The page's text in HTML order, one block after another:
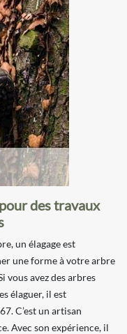
des travaux
un élagage est
une forme à votre arbre
vous avez des arbres
élaguer, il est
C’est un artisan
Avec son expérience, il